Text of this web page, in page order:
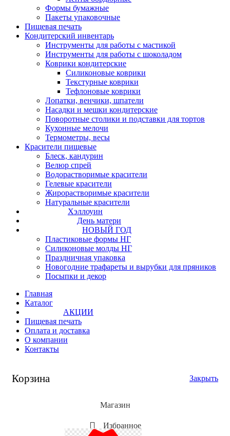
Формы бумажные
Пакеты упаковочные
Пищевая печать
Кондитерский инвентарь
Инструменты для работы с мастикой
Инструменты для работы с шоколадом
Коврики кондитерские
Силиконовые коврики
Текстурные коврики
Тефлоновые коврики
Лопатки, венчики, шпатели
Насадки и мешки кондитерские
Поворотные столики и подставки для тортов
Кухонные мелочи
Термометры, весы
Красители пищевые
Блеск, кандурин
Велюр спрей
Водорастворимые красители
Гелевые красители
Жирорастворимые красители
Натуральные красители
Хэллоуин
День матери
НОВЫЙ ГОД
Пластиковые формы НГ
Силиконовые молды НГ
Праздничная упаковка
Новогодние трафареты и вырубки для пряников
Посыпки и декор
Главная
Каталог
АКЦИИ
Пищевая печать
Оплата и доставка
О компании
Контакты
Корзина Закрыть
Магазин
Избранное